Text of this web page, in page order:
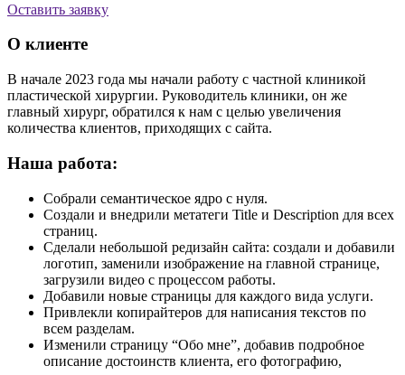
Оставить заявку
О клиенте
В начале 2023 года мы начали работу с частной клиникой
пластической хирургии. Руководитель клиники, он же
главный хирург, обратился к нам с целью увеличения
количества клиентов, приходящих с сайта.
Наша работа:
Собрали семантическое ядро с нуля.
Создали и внедрили метатеги Title и Description для всех
страниц.
Сделали небольшой редизайн сайта: создали и добавили
логотип, заменили изображение на главной странице,
загрузили видео с процессом работы.
Добавили новые страницы для каждого вида услуги.
Привлекли копирайтеров для написания текстов по
всем разделам.
Изменили страницу “Обо мне”, добавив подробное
описание достоинств клиента, его фотографию,